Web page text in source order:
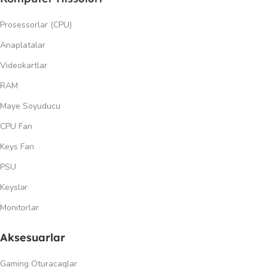
Prosessorlar (CPU)
Anaplatalar
Videokartlar
RAM
Maye Soyuducu
CPU Fan
Keys Fan
PSU
Keyslər
Monitorlar
Aksesuarlar
Gaming Oturacaqlar